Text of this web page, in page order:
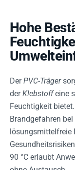
Hohe
DerPVC-Träger
derKlebstoffeine
Feuchtigkeit
Brandgefahren
lösungsmittelfreie
90 °C erlaubt